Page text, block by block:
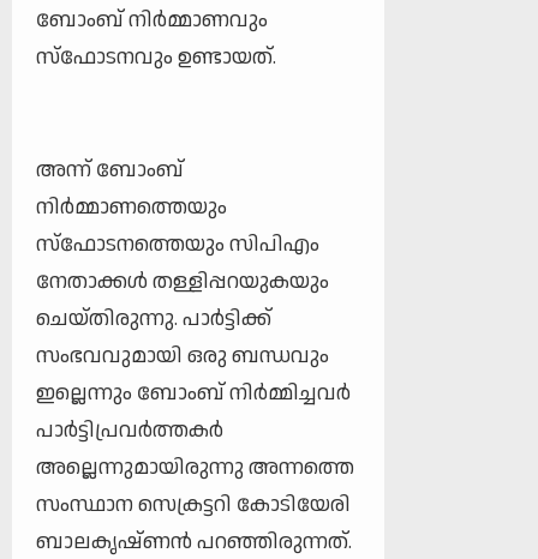
ബോംബ് നിര്‍മ്മാണവും
സ്‌ഫോടനവും ഉണ്ടായത്.
അന്ന് ബോംബ്
നിര്‍മ്മാണത്തെയും
സ്‌ഫോടനത്തെയും സിപിഎം
നേതാക്കള്‍ തള്ളിപ്പറയുകയും
ചെയ്തിരുന്നു. പാര്‍ട്ടിക്ക്
സംഭവവുമായി ഒരു ബന്ധവും
ഇല്ലെന്നും ബോംബ് നിര്‍മ്മിച്ചവര്‍
പാര്‍ട്ടിപ്രവര്‍ത്തകര്‍
അല്ലെന്നുമായിരുന്നു അന്നത്തെ
സംസ്ഥാന സെക്രട്ടറി കോടിയേരി
ബാലകൃഷ്ണന്‍ പറഞ്ഞിരുന്നത്.